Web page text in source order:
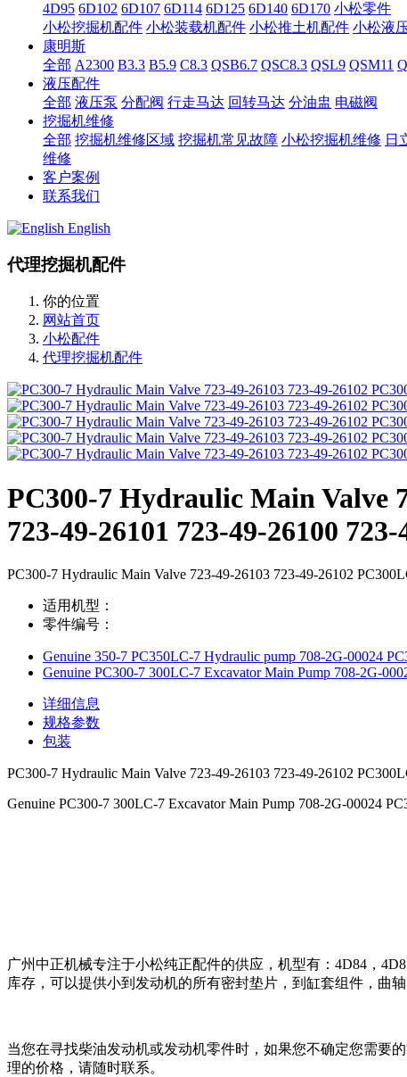
4D95 6D102 6D107 6D114 6D125 6D140 6D170 小松零件
小松挖掘机配件 小松装载机配件 小松推土机配件 小松液
康明斯
全部 A2300 B3.3 B5.9 C8.3 QSB6.7 QSC8.3 QSL9 QSM11
液压配件
全部 液压泵 分配阀 行走马达 回转马达 分油盅 电磁阀
挖掘机维修
全部 挖掘机维修区域 挖掘机常见故障 小松挖掘机维修 日
维修
客户案例
联系我们
English
代理挖掘机配件
你的位置
网站首页
小松配件
代理挖掘机配件
PC300-7 Hydraulic Main Valve
723-49-26101 723-49-26100 723-
PC300-7 Hydraulic Main Valve 723-49-26103 723-49-26102
适用机型：
零件编号：
Genuine 350-7 PC350LC-7 Hydraulic pump 708-2G-00024
Genuine PC300-7 300LC-7 Excavator Main Pump 708-2G-
详细信息
规格参数
包装
PC300-7 Hydraulic Main Valve 723-49-26103 723-49-26102
Genuine PC300-7 300LC-7 Excavator Main Pump 708-2G-00024
广州中正机械专注于小松纯正配件的供应，机型有：4D84，
库存，可以提供小到发动机的所有密封垫片，到缸套组件，曲
当您在寻找柴油发动机或发动机零件时，如果您不确定您需要
理的价格，请随时联系。